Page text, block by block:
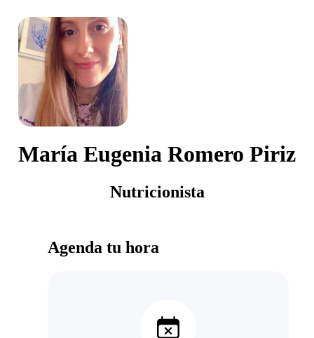
María Eugenia Romero Piriz
Nutricionista
Agenda tu hora